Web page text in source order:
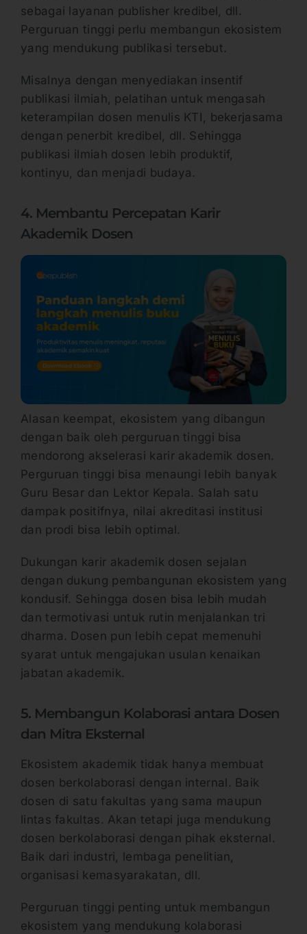
sebagai layanan publisher kredibel, dll.
Perguruan tinggi perlu membangun ekosistem
yang mendukung publikasi tersebut.
Misalnya dengan menyediakan insentif
publikasi ilmiah, pelatihan untuk mengasah
keterampilan dosen menulis KTI, bekerjasama
dengan penerbit kredibel, dll. Sehingga
publikasi ilmiah dosen lebih produktif,
kontinyu, dan menjadi budaya.
4. Membantu Percepatan Karir
Akademik Dosen
Alasan keempat, ekosistem yang dibangun
dengan baik oleh perguruan tinggi bisa
mendorong akselerasi karir akademik dosen.
Perguruan tinggi bisa menaungi lebih banyak
Guru Besar dan Lektor Kepala. Salah satu
dampak positifnya, nilai akreditasi institusi
dan prodi bisa lebih optimal.
Dukungan karir akademik dosen sejalan
dengan dukung pembangunan ekosistem yang
kondusif. Sehingga dosen bisa lebih mudah
dan termotivasi untuk rutin menjalankan tri
dharma. Dosen pun lebih cepat memenuhi
syarat untuk mengajukan usulan kenaikan
jabatan akademik.
5. Membangun Kolaborasi antara Dosen
dan Mitra Eksternal
Ekosistem akademik tidak hanya membuat
dosen berkolaborasi dengan internal. Baik
dosen di satu fakultas yang sama maupun
lintas fakultas. Akan tetapi juga mendukung
dosen berkolaborasi dengan pihak eksternal.
Baik dari industri, lembaga penelitian,
organisasi kemasyarakatan, dll.
Perguruan tinggi penting untuk membangun
ekosistem yang mendukung kolaborasi